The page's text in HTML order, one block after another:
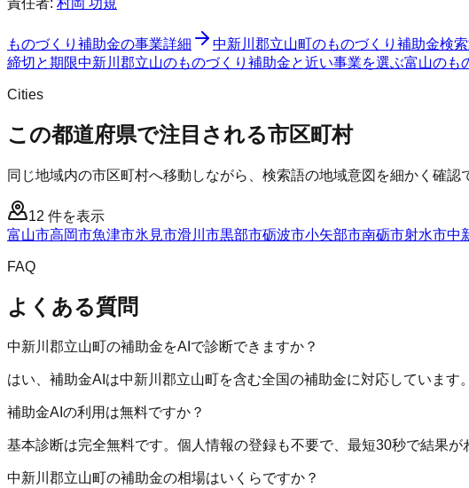
ものづくり補助金の事業詳細 中新川郡立山町のものづくり補助金検
締切と期限中新川郡立山のものづくり補助金と近い事業を選ぶ富山のも
Cities
この都道府県で注目される市区町村
同じ地域内の市区町村へ移動しながら、検索語の地域意図を細かく確認
12 件を表示
富山市高岡市魚津市氷見市滑川市黒部市砺波市小矢部市南砺市射水市中
FAQ
よくある質問
中新川郡立山町の補助金をAIで診断できますか？
はい、補助金AIは中新川郡立山町を含む全国の補助金に対応しています
補助金AIの利用は無料ですか？
基本診断は完全無料です。個人情報の登録も不要で、最短30秒で結果が
中新川郡立山町の補助金の相場はいくらですか？